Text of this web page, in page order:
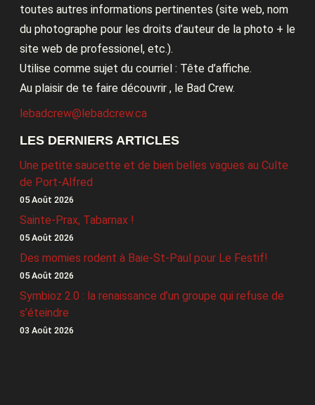
toutes autres informations pertinentes (site web, nom
du photographe pour les droits d’auteur de la photo + le
site web de professionel, etc.).
Utilise comme sujet du courriel : Tête d’affiche.
Au plaisir de te faire découvrir , le Bad Crew.
lebadcrew@lebadcrew.ca
LES DERNIERS ARTICLES
Une petite saucette et de bien belles vagues au Culte
de Port-Alfred
05 Août 2026
Sainte-Prax, Tabarnax !
05 Août 2026
Des momies rodent à Baie-St-Paul pour Le Festif!
05 Août 2026
Symbioz 2.0 : la renaissance d’un groupe qui refuse de
s’éteindre
03 Août 2026